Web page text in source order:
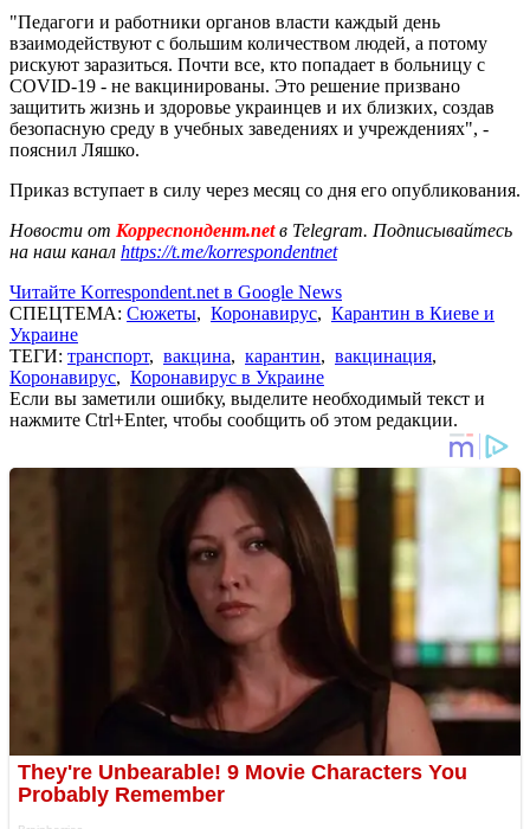
"Педагоги и работники органов власти каждый день
взаимодействуют с большим количеством людей, а потому
рискуют заразиться. Почти все, кто попадает в больницу с
COVID-19 - не вакцинированы. Это решение призвано
защитить жизнь и здоровье украинцев и их близких, создав
безопасную среду в учебных заведениях и учреждениях", -
пояснил Ляшко.
Приказ вступает в силу через месяц со дня его опубликования.
Новости от Корреспондент.netв Telegram. Подписывайтесь
на наш канал https://t.me/korrespondentnet
Читайте Korrespondent.net в Google News
СПЕЦТЕМА: Сюжеты, Коронавирус, Карантин в Киеве и
Украине
ТЕГИ: транспорт, вакцина, карантин, вакцинация,
Коронавирус, Коронавирус в Украине
Если вы заметили ошибку, выделите необходимый текст и
нажмите Ctrl+Enter, чтобы сообщить об этом редакции.